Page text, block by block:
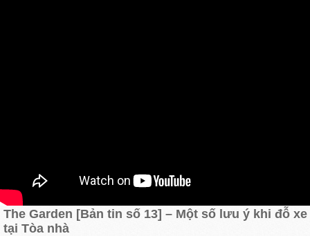
The Garden [Bản tin số 13] – Một số lưu ý khi đỗ xe
tại Tòa nhà